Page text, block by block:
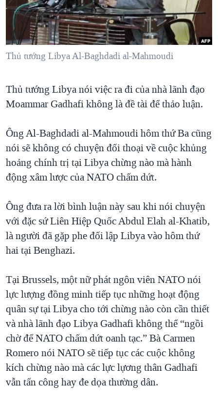
"Tìm"NGƯỜI VIỆT HẢI NGOẠI
ĐỜI SỐNG
KINH TẾ
KHOA HỌC
GIÁO DỤC
TẠI
HÀNH TRÌNH BẦU CỬ 2024
MỘT NĂM CHIẾN TRANH TẠI DẢI GAZA
GIẢI MÃ VÀNH ĐAI & CON ĐƯỜNG
TRỊNH VĨNH BÌNH - NGƯỜI HẠ 'BÊN THẮNG CUỘC'
GROUND ZERO – XƯA VÀ NAY
CÁC GIÁ TRỊ CỘNG HÒA Ở VIỆT NAM
THƯỢNG ĐỈNH TRUMP-KIM TẠI VIỆT NAM
TRỊNH VĨNH BÌNH VS. CHÍNH PHỦ VIỆT NAM
BÊN KIA QUỐC LỘ: TIẾNG VỌNG TỪ NÔNG THÔN MỸ
QUAN HỆ VIỆT MỸ
VIDEO
NGHE
MẠNG XÃ HỘI
Ngôn ngữ khác
Thủ tướng Libya Al-Baghdadi al-Mahmoudi
Thủ tướng Libya nói việc ra đi của nhà lãnh đạo
Moammar Gadhafi không là đề tài để thảo luận.
Ông Al-Baghdadi al-Mahmoudi hôm thứ Ba cũng
nói sẽ không có chuyện đối thoại về cuộc khủng
hoảng chính trị tại Libya chừng nào mà hành
động xâm lược của NATO chấm dứt.
Ông đưa ra lời bình luận này sau khi nói chuyện
với đặc sứ Liên Hiệp Quốc Abdul Elah al-Khatib,
là người đã gặp phe đối lập Libya vào hôm thứ
hai tại Benghazi.
Tại Brussels, một nữ phát ngôn viên NATO nói
lực lượng đồng minh tiếp tục những hoạt động
quân sự tại Libya cho tới chừng nào còn cần thiết
và nhà lãnh đạo Libya Gadhafi không thể “ngồi
chờ để NATO chấm dứt oanh tạc.” Bà Carmen
Romero nói NATO sẽ tiếp tục các cuộc không
kích chừng nào mà các lực lựơng thân Gadhafi
vẫn tấn công hay đe dọa thường dân.